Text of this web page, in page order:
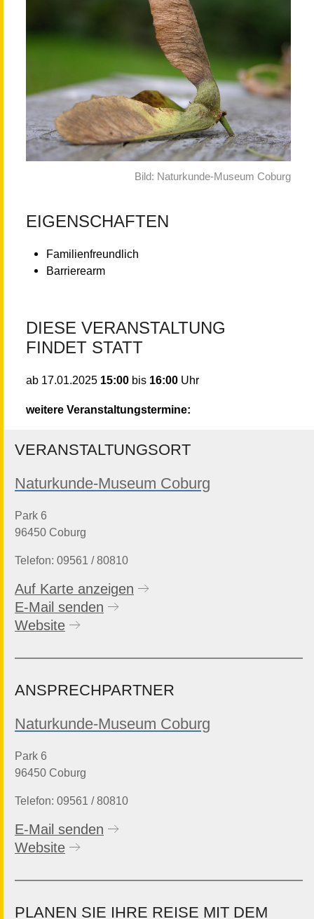
Bild: Naturkunde-Museum Coburg
EIGENSCHAFTEN
Familienfreundlich
Barrierearm
DIESE VERANSTALTUNG
FINDET STATT
ab 17.01.2025 15:00 bis 16:00 Uhr
weitere Veranstaltungstermine:
VERANSTALTUNGSORT
Naturkunde-Museum Coburg
Park 6
96450 Coburg
Telefon: 09561 / 80810
Auf Karte anzeigen
E-Mail senden
Website
ANSPRECHPARTNER
Naturkunde-Museum Coburg
Park 6
96450 Coburg
Telefon: 09561 / 80810
E-Mail senden
Website
PLANEN SIE IHRE REISE MIT DEM